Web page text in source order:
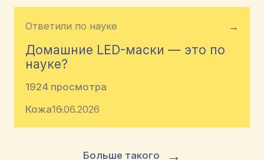
Ответили по науке →
Домашние LED-маски — это по
науке?
1924 просмотра
Кожа16.06.2026
Больше такого →